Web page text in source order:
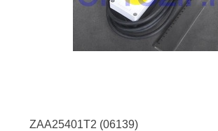
ZAA25401T2 (06139)